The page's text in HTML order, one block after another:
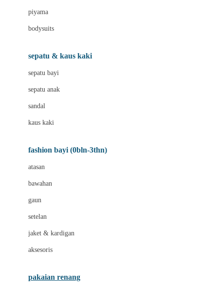
Beauty Barn
Bio Oil
Biolane
Bizzi Growin
Blooming Marvellous
Bravado
Buds Organics
Bugaboo
piyama
bodysuits
sepatu & kaus kaki
sepatu bayi
sepatu anak
sandal
kaus kaki
fashion bayi (0bln-3thn)
atasan
bawahan
gaun
setelan
jaket & kardigan
aksesoris
pakaian renang